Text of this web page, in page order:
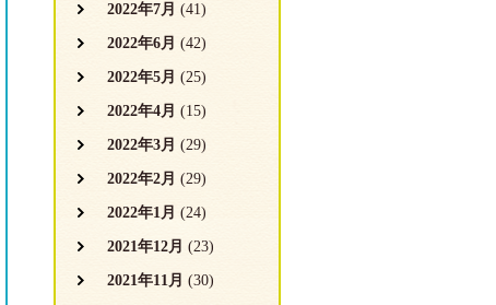
2022年7月 (41)
2022年6月 (42)
2022年5月 (25)
2022年4月 (15)
2022年3月 (29)
2022年2月 (29)
2022年1月 (24)
2021年12月 (23)
2021年11月 (30)